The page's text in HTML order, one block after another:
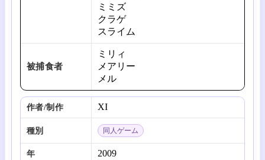
ミミズ
クラゲ
スライム
被捕食者
ミリィ
メアリー
メル
作者/制作 XI
種別 同人ゲーム
年 2009